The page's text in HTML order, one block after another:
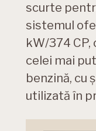
scurte
sistemul
kW/374
celei mai
benzină, cu
utilizată în